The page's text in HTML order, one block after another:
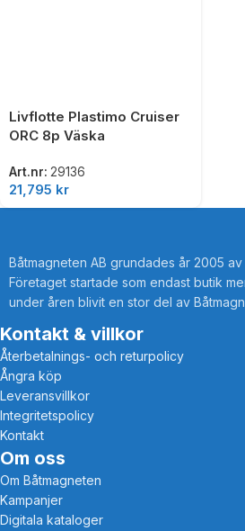
Livflotte Plastimo Cruiser
ORC 8p Väska
Art.nr: 29136
21,795 kr
Båtmagneten AB grundades år 2005 av
Företaget startade som endast butik
under åren blivit en stor del av
Kontakt & villkor
Återbetalnings- och returpolicy
Ångra köp
Leveransvillkor
Integritetspolicy
Kontakt
Om oss
Om Båtmagneten
Kampanjer
Digitala kataloger